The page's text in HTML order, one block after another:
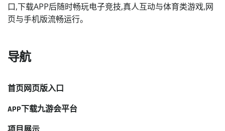
口,下载APP后随时畅玩电子竞技,真人互动与体育类游戏,网
页与手机版流畅运行。
导航
首页网页版入口
APP下载九游会平台